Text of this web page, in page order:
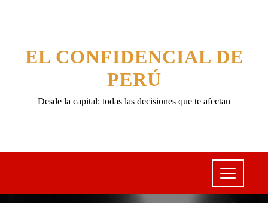
EL CONFIDENCIAL DE
PERÚ
Desde la capital: todas las decisiones que te afectan